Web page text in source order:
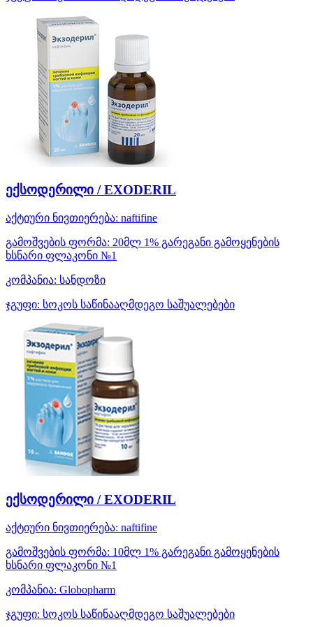
ექსოდერილი / EXODERIL
აქტიური ნივთიერება: naftifine
გამოშვების ფორმა: 20მლ 1% გარეგანი გამოყენების
ხსნარი ფლაკონი №1
კომპანია: სანდოზი
ჯგუფი: სოკოს საწინააღმდეგო საშუალებები
ექსოდერილი / EXODERIL
აქტიური ნივთიერება: naftifine
გამოშვების ფორმა: 10მლ 1% გარეგანი გამოყენების
ხსნარი ფლაკონი №1
კომპანია: Globopharm
ჯგუფი: სოკოს საწინააღმდეგო საშუალებები